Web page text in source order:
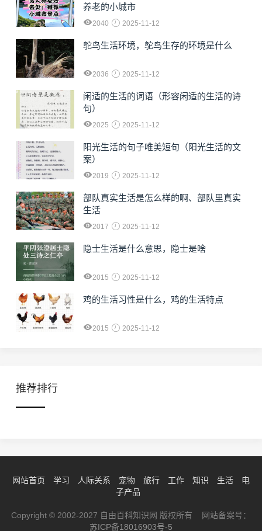
养老的小城市
2040 2025-11-12
鸵鸟生活环境，鸵鸟生存的环境是什么
2036 2025-11-12
闲适的生活的词语（形容闲适的生活的诗
句）
2025 2025-11-12
阳光生活的句子唯美短句（阳光生活的文
案）
2019 2025-11-12
部队真实生活是怎么样的啊、部队里真实
生活
2017 2025-11-12
隐士生活是什么意思，隐士是啥
2015 2025-11-12
鸡的生活习性是什么，鸡的生活特点
2015 2025-11-12
推荐排行
网站首页 学习 人际关系 宠物 旅行 工作 知识 生活
电
子产品
Copyright © 2002-2027 自由百科知识网 版权所有 网站备案号：
苏ICP备18016903号-5